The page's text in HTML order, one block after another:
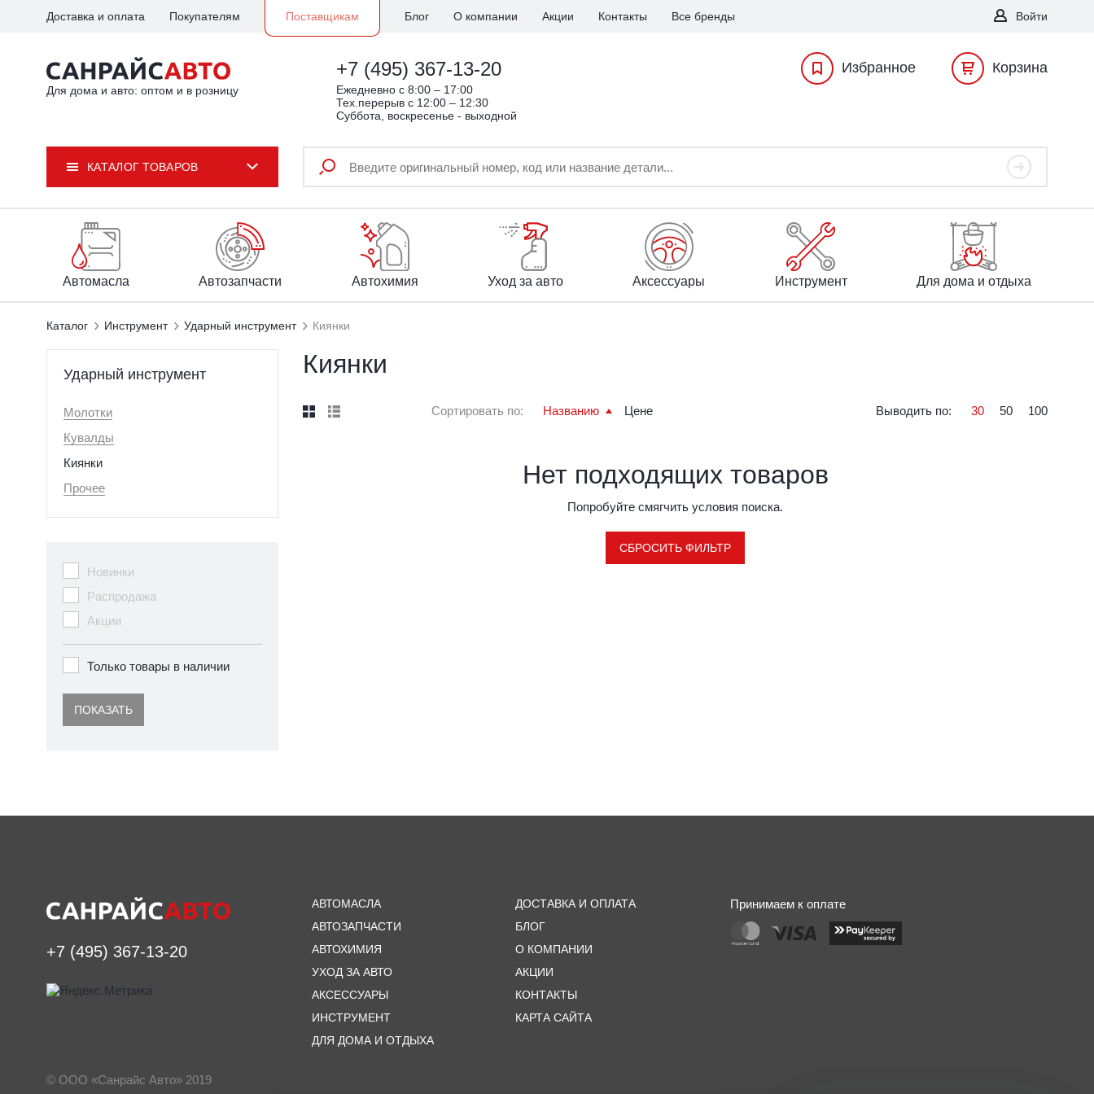
Доставка и оплата Покупателям Поставщикам Блог О компании Акции Контакты Все бренды Войти
Для дома и авто: оптом и в розницу
+7 (495) 367-13-20
Ежедневно c 8:00 – 17:00
Тех.перерыв с 12:00 – 12:30
Суббота, воскресенье - выходной
Избранное Корзина
КАТАЛОГ ТОВАРОВ
Автомасла Автозапчасти Автохимия Уход за авто Аксессуары Инструмент Для дома и отдыха
Каталог Инструмент Ударный инструмент Киянки
Ударный инструмент
Молотки
Кувалды
Киянки
Прочее
Новинки
Распродажа
Акции
Только товары в наличии
ПОКАЗАТЬ
Киянки
  Сортировать по: Названию Цене Выводить по: 30 50 100
Нет подходящих товаров
Попробуйте смягчить условия поиска.
СБРОСИТЬ ФИЛЬТР
+7 (495) 367-13-20
АВТОМАСЛА
АВТОЗАПЧАСТИ
АВТОХИМИЯ
УХОД ЗА АВТО
АКСЕССУАРЫ
ИНСТРУМЕНТ
ДЛЯ ДОМА И ОТДЫХА
ДОСТАВКА И ОПЛАТА
БЛОГ
О КОМПАНИИ
АКЦИИ
КОНТАКТЫ
КАРТА САЙТА
Принимаем к оплате
© ООО «Санрайс Авто» 2019